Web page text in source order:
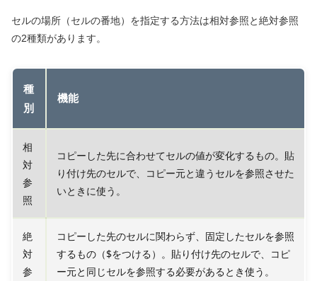
セルの場所（セルの番地）を指定する方法は相対参照と絶対参照
の2種類があります。
種
別
機能
相
対
参
照
コピーした先に合わせてセルの値が変化するもの。貼
り付け先のセルで、コピー元と違うセルを参照させた
いときに使う。
絶
対
参
コピーした先のセルに関わらず、固定したセルを参照
するもの（$をつける）。貼り付け先のセルで、コピ
ー元と同じセルを参照する必要があるとき使う。